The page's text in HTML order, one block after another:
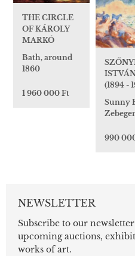
THE CIRCLE
OF KÁROLY
MARKÓ
Bath, around
1860
1 960 000 Ft
(1894 -
Sunny
990
NEWSLETTER
Subscribe to our
upcoming auctions,
works of art.